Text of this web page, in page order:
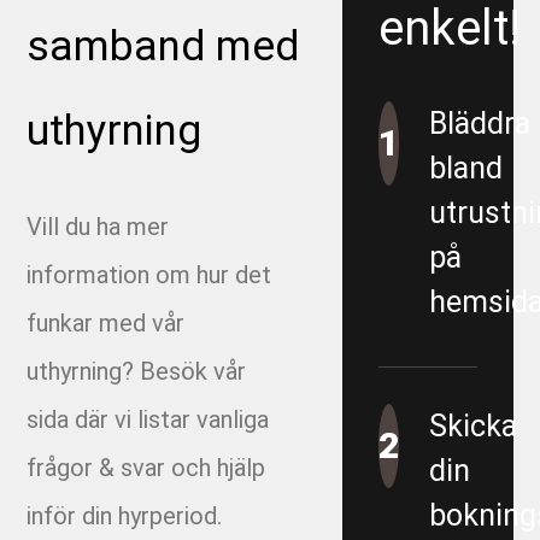
Proppning Dagvatten 800
1491-4-1 - VBG E01 Munkbrunn
1491-4-6 - VBG E01 Filmning
1491-4-8 - VBG E01 Filmning - E01 Garantiärenden
VA
1493-4-1 - VBG E03 Filmning/spolning Östra sidan
samband med
uthyrning
Vill du ha mer
information om hur det
funkar med vår
uthyrning? Besök vår
sida där vi listar vanliga
frågor & svar och hjälp
inför din hyrperiod.
enkelt!
1
Bläddra
bland
på
2
Skicka
din